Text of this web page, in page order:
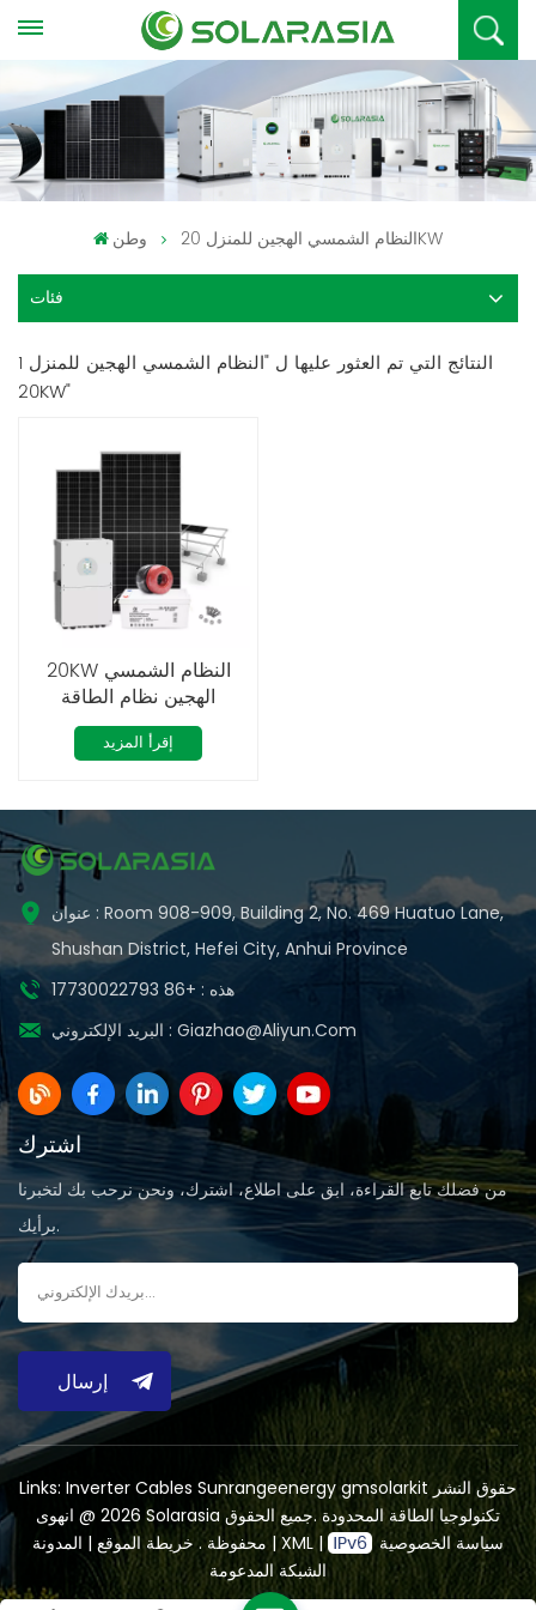
وطن النظام الشمسي الهجين للمنزل 20KW
فئات
1 النتائج التي تم العثور عليها ل "النظام الشمسي الهجين للمنزل
20KW"
20KW النظام الشمسي
الهجين نظام الطاقة
الشمسية الكامل
إقرأ المزيد
عنوان : Room 908-909, Building 2, No. 469 Huatuo Lane,
Shushan District, Hefei City, Anhui Province
هذه : +86 17730022793
البريد الإلكتروني : Giazhao@aliyun.com
اشترك
من فضلك تابع القراءة، ابق على اطلاع، اشترك، ونحن نرحب بك لتخبرنا
برأيك.
إرسال
Links: Inverter Cables Sunrangeenergy gmsolarkit
2026 @ انهوى Solarasia تكنولوجيا الطاقة المحدودة .جميع الحقوق
محفوظة . خريطة الموقع | | XML|
سياسة الخصوصية
الشبكة المدعومة